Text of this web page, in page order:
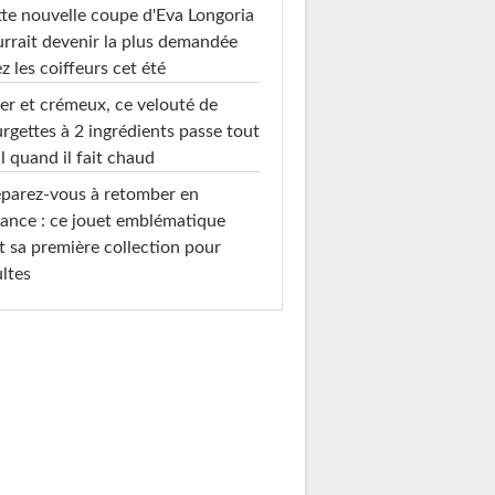
nouvelle coupe d'Eva Longoria
devenir la plus demandée
les coiffeurs cet été
et crémeux, ce velouté de
à 2 ingrédients passe tout
quand il fait chaud
vous à retomber en
: ce jouet emblématique
sa première collection pour